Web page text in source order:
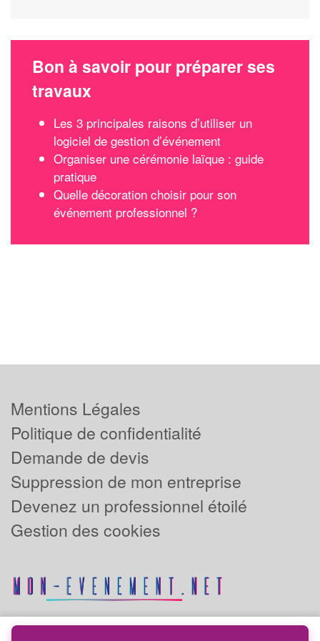
Bon à savoir pour préparer ses
travaux
Les 3 principales raisons d’utiliser un
logiciel de gestion d’événement
Organiser une cérémonie laïque : guide
pratique
Quelle décoration choisir pour son
événement professionnel ?
Mentions Légales
Politique de confidentialité
Demande de devis
Suppression de mon entreprise
Devenez un professionnel étoilé
Gestion des cookies